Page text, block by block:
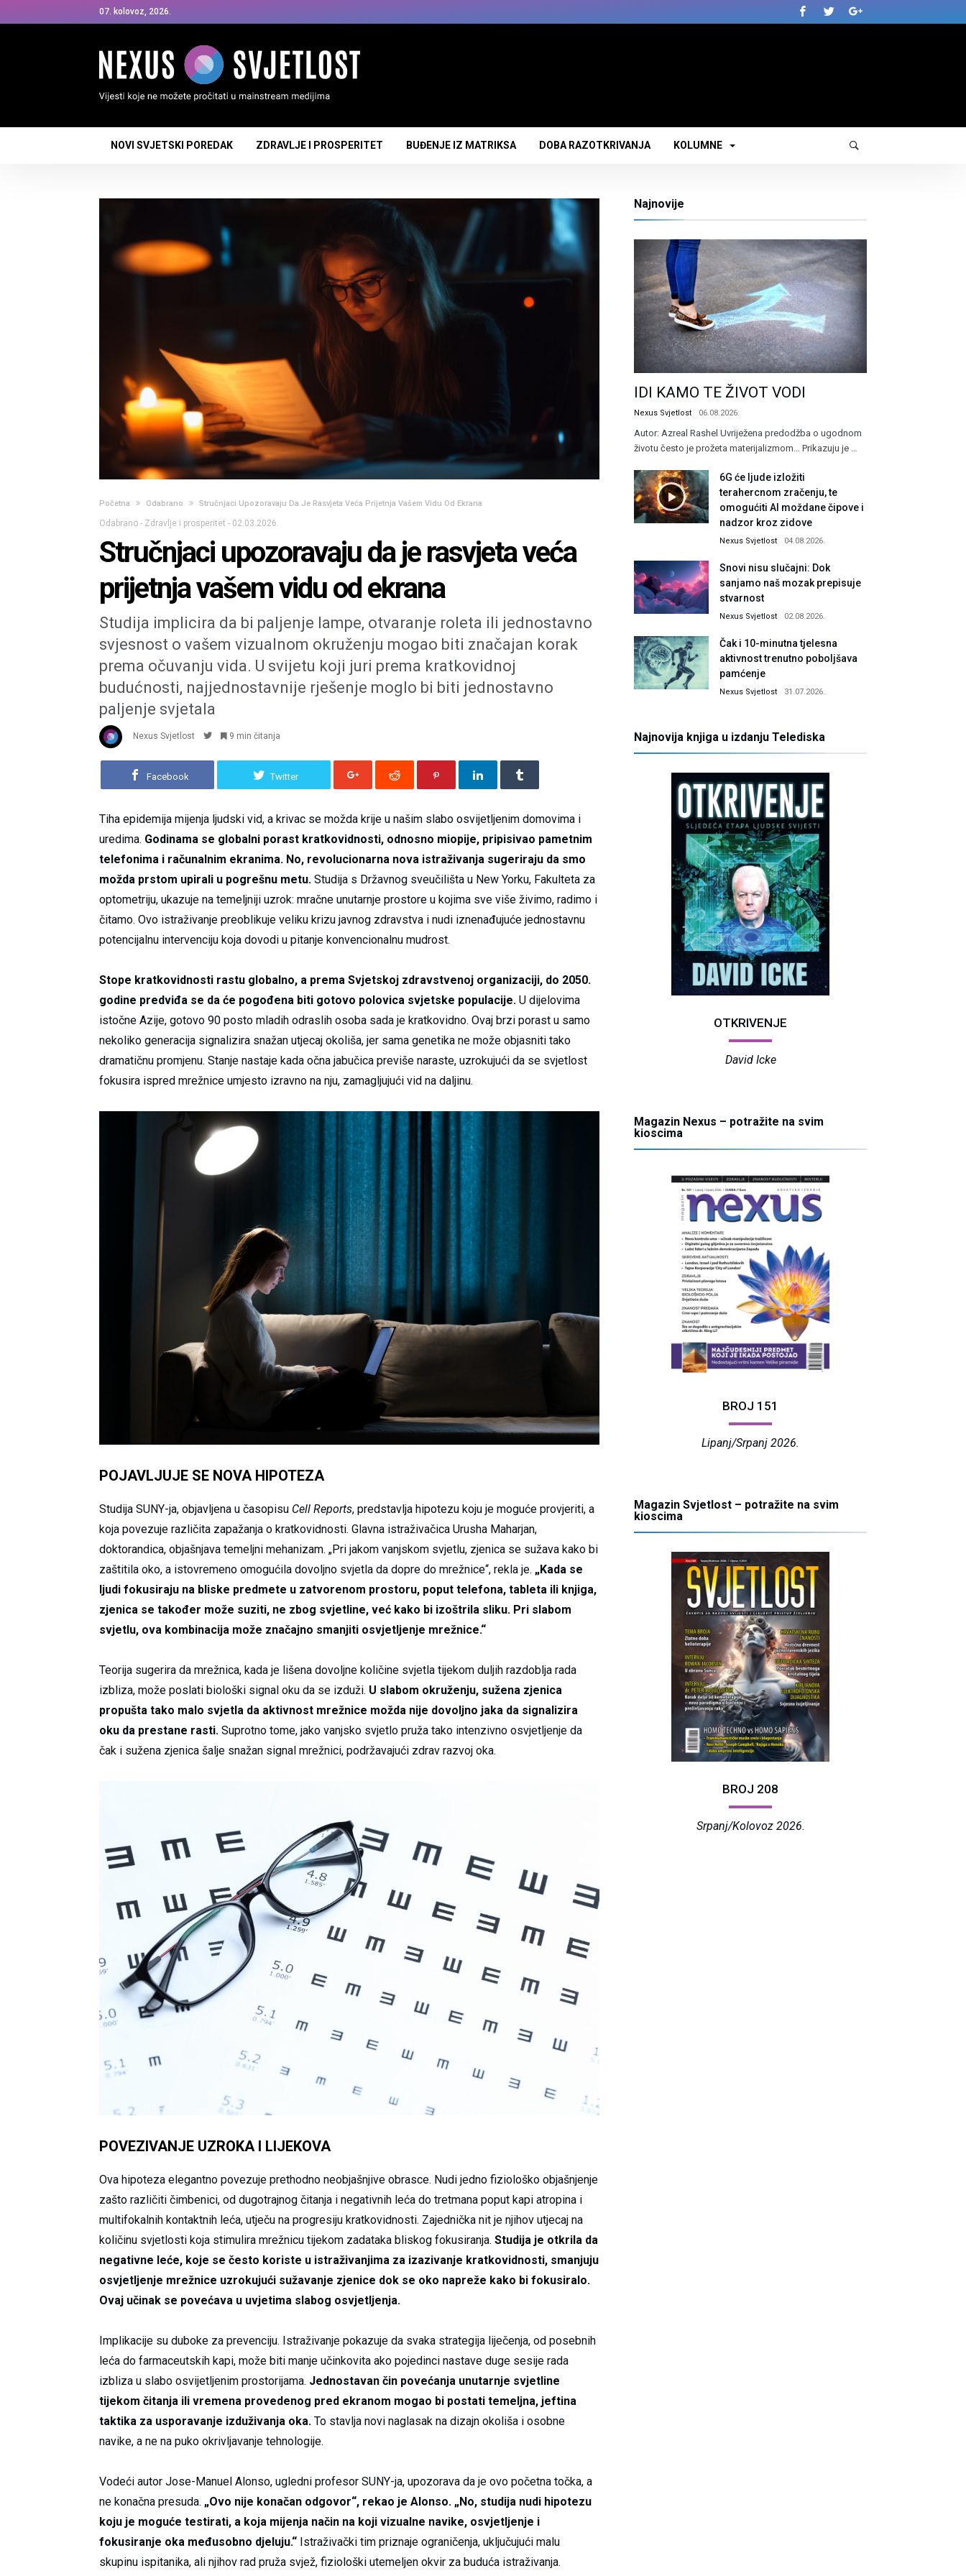
07. kolovoz, 2026.
NOVI SVJETSKI POREDAK ZDRAVLJE I PROSPERITET BUĐENJE IZ MATRIKSA DOBA RAZOTKRIVANJA KOLUMNE
Početna Odabrano Stručnjaci Upozoravaju Da Je Rasvjeta Veća Prijetnja Vašem Vidu Od Ekrana
Odabrano - Zdravlje i prosperitet - 02.03.2026.
Stručnjaci upozoravaju da je rasvjeta veća
prijetnja vašem vidu od ekrana
Studija implicira da bi paljenje lampe, otvaranje roleta ili jednostavno
svjesnost o vašem vizualnom okruženju mogao biti značajan korak
prema očuvanju vida. U svijetu koji juri prema kratkovidnoj
budućnosti, najjednostavnije rješenje moglo bi biti jednostavno
paljenje svjetala
Nexus Svjetlost 9 min čitanja
Facebook Twitter
Tiha epidemija mijenja ljudski vid, a krivac se možda krije u našim slabo osvijetljenim domovima i
uredima. Godinama se globalni porast kratkovidnosti, odnosno miopije, pripisivao pametnim
telefonima i računalnim ekranima. No, revolucionarna nova istraživanja sugeriraju da smo
možda prstom upirali u pogrešnu metu. Studija s Državnog sveučilišta u New Yorku, Fakulteta za
optometriju, ukazuje na temeljniji uzrok: mračne unutarnje prostore u kojima sve više živimo, radimo i
čitamo. Ovo istraživanje preoblikuje veliku krizu javnog zdravstva i nudi iznenađujuće jednostavnu
potencijalnu intervenciju koja dovodi u pitanje konvencionalnu mudrost.
Stope kratkovidnosti rastu globalno, a prema Svjetskoj zdravstvenoj organizaciji, do 2050.
godine predviđa se da će pogođena biti gotovo polovica svjetske populacije. U dijelovima
istočne Azije, gotovo 90 posto mladih odraslih osoba sada je kratkovidno. Ovaj brzi porast u samo
nekoliko generacija signalizira snažan utjecaj okoliša, jer sama genetika ne može objasniti tako
dramatičnu promjenu. Stanje nastaje kada očna jabučica previše naraste, uzrokujući da se svjetlost
fokusira ispred mrežnice umjesto izravno na nju, zamagljujući vid na daljinu.
POJAVLJUJE SE NOVA HIPOTEZA
Studija SUNY-ja, objavljena u časopisu Cell Reports, predstavlja hipotezu koju je moguće provjeriti, a
koja povezuje različita zapažanja o kratkovidnosti. Glavna istraživačica Urusha Maharjan,
doktorandica, objašnjava temeljni mehanizam. „Pri jakom vanjskom svjetlu, zjenica se sužava kako bi
zaštitila oko, a istovremeno omogućila dovoljno svjetla da dopre do mrežnice“, rekla je. „Kada se
ljudi fokusiraju na bliske predmete u zatvorenom prostoru, poput telefona, tableta ili knjiga,
zjenica se također može suziti, ne zbog svjetline, već kako bi izoštrila sliku. Pri slabom
svjetlu, ova kombinacija može značajno smanjiti osvjetljenje mrežnice.“
Teorija sugerira da mrežnica, kada je lišena dovoljne količine svjetla tijekom duljih razdoblja rada
izbliza, može poslati biološki signal oku da se izduži. U slabom okruženju, sužena zjenica
propušta tako malo svjetla da aktivnost mrežnice možda nije dovoljno jaka da signalizira
oku da prestane rasti. Suprotno tome, jako vanjsko svjetlo pruža tako intenzivno osvjetljenje da
čak i sužena zjenica šalje snažan signal mrežnici, podržavajući zdrav razvoj oka.
POVEZIVANJE UZROKA I LIJEKOVA
Ova hipoteza elegantno povezuje prethodno neobjašnjive obrasce. Nudi jedno fiziološko objašnjenje
zašto različiti čimbenici, od dugotrajnog čitanja i negativnih leća do tretmana poput kapi atropina i
multifokalnih kontaktnih leća, utječu na progresiju kratkovidnosti. Zajednička nit je njihov utjecaj na
količinu svjetlosti koja stimulira mrežnicu tijekom zadataka bliskog fokusiranja. Studija je otkrila da
negativne leće, koje se često koriste u istraživanjima za izazivanje kratkovidnosti, smanjuju
osvjetljenje mrežnice uzrokujući sužavanje zjenice dok se oko napreže kako bi fokusiralo.
Ovaj učinak se povećava u uvjetima slabog osvjetljenja.
Implikacije su duboke za prevenciju. Istraživanje pokazuje da svaka strategija liječenja, od posebnih
leća do farmaceutskih kapi, može biti manje učinkovita ako pojedinci nastave duge sesije rada
izbliza u slabo osvijetljenim prostorijama. Jednostavan čin povećanja unutarnje svjetline
tijekom čitanja ili vremena provedenog pred ekranom mogao bi postati temeljna, jeftina
taktika za usporavanje izduživanja oka. To stavlja novi naglasak na dizajn okoliša i osobne
navike, a ne na puko okrivljavanje tehnologije.
Vodeći autor Jose-Manuel Alonso, ugledni profesor SUNY-ja, upozorava da je ovo početna točka, a
ne konačna presuda. „Ovo nije konačan odgovor“, rekao je Alonso. „No, studija nudi hipotezu
koju je moguće testirati, a koja mijenja način na koji vizualne navike, osvjetljenje i
fokusiranje oka međusobno djeluju.“ Istraživački tim priznaje ograničenja, uključujući malu
skupinu ispitanika, ali njihov rad pruža svjež, fiziološki utemeljen okvir za buduća istraživanja.
Najnovije
IDI KAMO TE ŽIVOT VODI
Nexus Svjetlost 06.08.2026.
Autor: Azreal Rashel Uvriježena predodžba o ugodnom
životu često je prožeta materijalizmom… Prikazuju je …
6G će ljude izložiti
terahercnom zračenju, te
omogućiti AI moždane čipove i
nadzor kroz zidove
Nexus Svjetlost 04.08.2026.
Snovi nisu slučajni: Dok
sanjamo naš mozak prepisuje
stvarnost
Nexus Svjetlost 02.08.2026.
Čak i 10-minutna tjelesna
aktivnost trenutno poboljšava
pamćenje
Nexus Svjetlost 31.07.2026.
Najnovija knjiga u izdanju Telediska
OTKRIVENJE
David Icke
Magazin Nexus – potražite na svim
kioscima
BROJ 151
Lipanj/Srpanj 2026.
Magazin Svjetlost – potražite na svim
kioscima
BROJ 208
Srpanj/Kolovoz 2026.